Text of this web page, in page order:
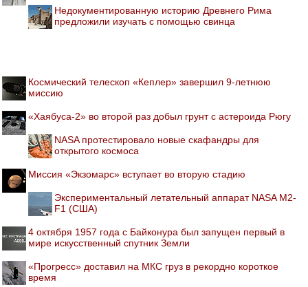
Недокументированную историю Древнего Рима
предложили изучать с помощью свинца
Космический телескоп «Кеплер» завершил 9-летнюю
миссию
«Хаябуса-2» во второй раз добыл грунт с астероида Рюгу
NASA протестировало новые скафандры для
открытого космоса
Миссия «Экзомарс» вступает во вторую стадию
Экспериментальный летательный аппарат NASA M2-
F1 (США)
4 октября 1957 года с Байконура был запущен первый в
мире искусственный спутник Земли
«Прогресс» доставил на МКС груз в рекордно короткое
время